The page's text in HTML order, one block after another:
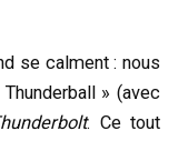
se calment : nous
» (avec
. Ce tout